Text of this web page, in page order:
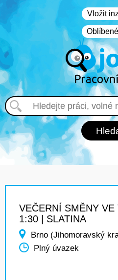
Vložit
Oblíbené
VEČERNÍ SMĚNY
1:30 | SLATINA
Brno (Jihomoravský
Plný úvazek